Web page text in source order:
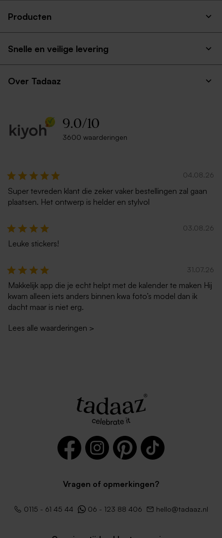
Producten
Snelle en veilige levering
Over Tadaaz
9.0/10
3600 waarderingen
04.08.26
Super tevreden klant die zeker vaker bestellingen zal gaan
plaatsen. Het ontwerp is helder en stylvol
03.08.26
Leuke stickers!
31.07.26
Makkelijk app die je echt helpt met de kalender te maken Hij
kwam alleen iets anders binnen kwa foto’s model dan ik
dacht maar is niet erg.
Lees alle waarderingen >
Vragen of opmerkingen?
0115 - 61 45 44 06 - 123 88 406 hello@tadaaz.nl